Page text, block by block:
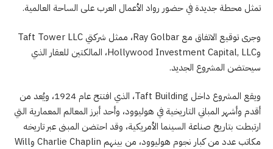
تمثل محطة جديدة في حضور رواد الأعمال العرب على الساحة العالمية.
وجرى توقيع الاتفاق مع Ray Golbar، ممثل شركتي Taft Tower LLC
وHollywood Investment Capital, LLC، المالكتين للعقار الذي
سيحتضن المشروع الجديد.
ويقع المشروع داخل Taft Building، الذي افتتح عام 1924، ويُعد من
أقدم وأشهر المباني التاريخية في هوليوود، وأحد أبرز المعالم المعمارية التي
ارتبطت بتاريخ صناعة السينما الأمريكية، وقد احتضن المبنى عبر تاريخه
مكاتب عدد من كبار نجوم هوليوود، من بينهم Charlie Chaplin وWill